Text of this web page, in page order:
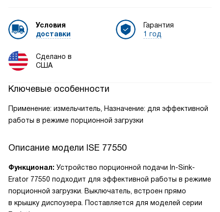
Условия
доставки
Гарантия
1 год
Сделано в
США
Ключевые особенности
Применение: измельчитель, Назначение: для эффективной
работы в режиме порционной загрузки
Описание модели ISE 77550
Функционал: Устройство порционной подачи In-Sink-
Erator 77550 подходит для эффективной работы в режиме
порционной загрузки. Выключатель, встроен прямо
в крышку диспоузера. Поставляется для моделей серии